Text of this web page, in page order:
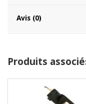
Avis (0)
Produits